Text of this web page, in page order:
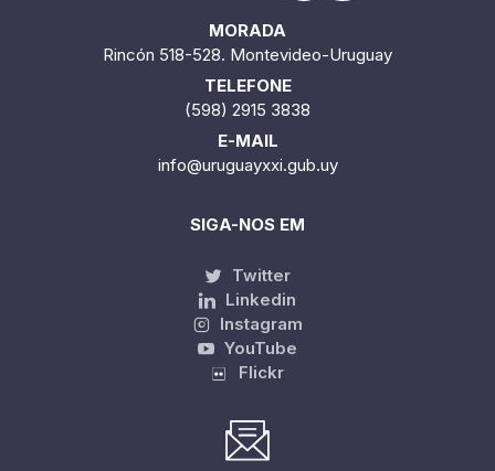
MORADA
Rincón 518-528. Montevideo-Uruguay
TELEFONE
(598) 2915 3838
E-MAIL
info@uruguayxxi.gub.uy
SIGA-NOS EM
Twitter
Linkedin
Instagram
YouTube
Flickr